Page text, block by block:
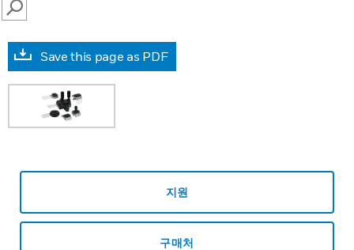
SEARCH
Save this page as PDF
지원
구매처